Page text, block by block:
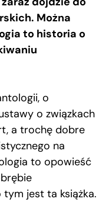
Można
to historia o
o
o związkach
a trochę dobre
na
to opowieść
jest ta książka.